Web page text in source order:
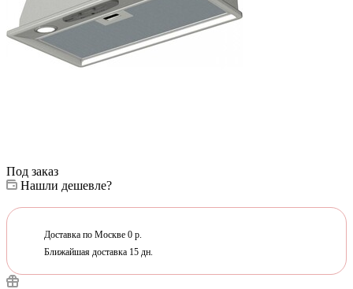
Под заказ
Нашли дешевле?
Доставка по Москве 0 р.
Ближайшая доставка 15 дн.